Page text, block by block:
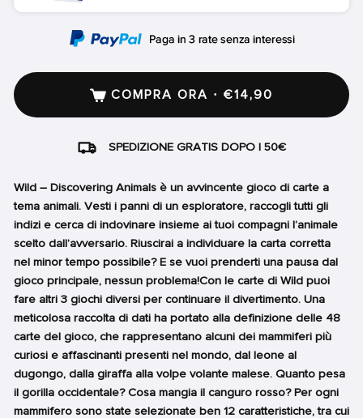
COMPRA ORA · €14,90
SPEDIZIONE GRATIS DOPO I 50€
Wild – Discovering Animals è un avvincente gioco di carte a
tema animali. Vesti i panni di un esploratore, raccogli tutti gli
indizi e cerca di indovinare insieme ai tuoi compagni l’animale
scelto dall’avversario. Riuscirai a individuare la carta corretta
nel minor tempo possibile? E se vuoi prenderti una pausa dal
gioco principale, nessun problema!Con le carte di Wild puoi
fare altri 3 giochi diversi per continuare il divertimento. Una
meticolosa raccolta di dati ha portato alla definizione delle 48
carte del gioco, che rappresentano alcuni dei mammiferi più
curiosi e affascinanti presenti nel mondo, dal leone al
dugongo, dalla giraffa alla volpe volante malese. Quanto pesa
il gorilla occidentale? Cosa mangia il canguro rosso? Per ogni
mammifero sono state selezionate ben 12 caratteristiche, tra cui